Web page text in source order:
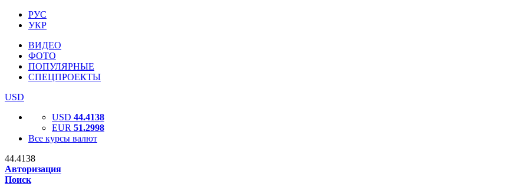
РУС
УКР
ВИДЕО
ФОТО
ПОПУЛЯРНЫЕ
СПЕЦПРОЕКТЫ
USD
USD 44.4138
EUR 51.2998
Все курсы валют
44.4138
Авторизация
Поиск